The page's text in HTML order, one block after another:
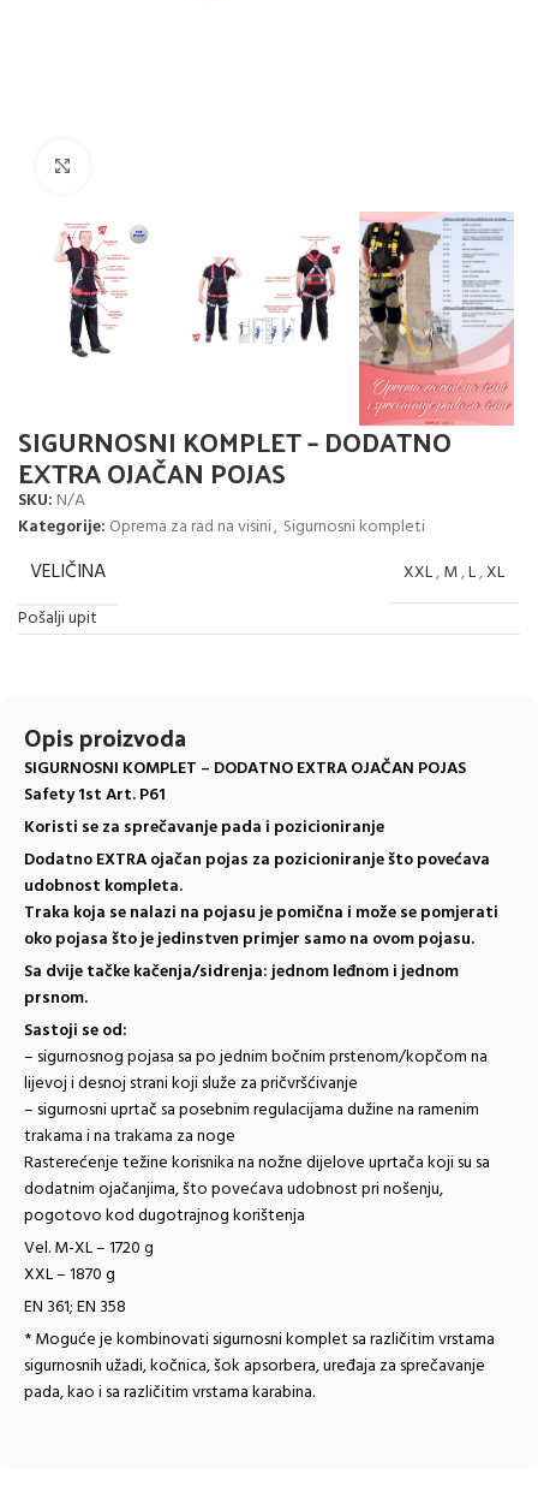
SIGURNOSNI KOMPLET – DODATNO
EXTRA OJAČAN POJAS
SKU: N/A
Kategorije: Oprema za rad na visini, Sigurnosni kompleti
VELIČINA XXL,M,L,XL
Pošalji upit
Opis proizvoda
SIGURNOSNI KOMPLET – DODATNO EXTRA OJAČAN POJAS
Safety 1st Art. P61
Koristi se za sprečavanje pada i pozicioniranje
Dodatno EXTRA ojačan pojas za pozicioniranje što povećava
udobnost kompleta.
Traka koja se nalazi na pojasu je pomična i može se pomjerati
oko pojasa što je jedinstven primjer samo na ovom pojasu.
Sa dvije tačke kačenja/sidrenja: jednom leđnom i jednom
prsnom.
Sastoji se od:
– sigurnosnog pojasa sa po jednim bočnim prstenom/kopčom na
lijevoj i desnoj strani kojisluže za pričvršćivanje
– sigurnosni uprtač sa posebnim regulacijama dužine na ramenim
trakama i na trakama za noge
Rasterećenje težine korisnika na nožne dijelove uprtača koji su sa
dodatnim ojačanjima, što povećava udobnost pri nošenju,
pogotovo kod dugotrajnog korištenja
Vel. M-XL – 1720 g
XXL – 1870 g
EN 361; EN 358
* Moguće je kombinovati sigurnosni komplet sa različitim vrstama
sigurnosnih užadi, kočnica, šok apsorbera, uređaja za sprečavanje
pada, kao i sa različitim vrstama karabina.